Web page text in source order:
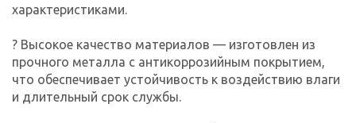
характеристиками.
? Высокое качество материалов — изготовлен из
прочного металла с антикоррозийным покрытием,
что обеспечивает устойчивость к воздействию влаги
и длительный срок службы.